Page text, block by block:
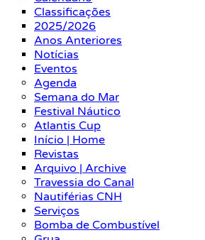
Classificações
2025/2026
Anos Anteriores
Notícias
Eventos
Agenda
Semana do Mar
Festival Náutico
Atlantis Cup
Início | Home
Revistas
Arquivo | Archive
Travessia do Canal
Nautiférias CNH
Serviços
Bomba de Combustível